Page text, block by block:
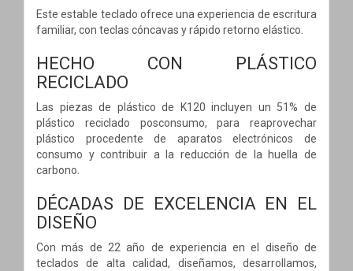
Este estable teclado ofrece una experiencia de escritura
familiar, con teclas cóncavas y rápido retorno elástico.
HECHO CON PLÁSTICO
RECICLADO
Las piezas de plástico de K120 incluyen un 51% de
plástico reciclado posconsumo, para reaprovechar
plástico procedente de aparatos electrónicos de
consumo y contribuir a la reducción de la huella de
carbono.
DÉCADAS DE EXCELENCIA EN EL
DISEÑO
Con más de 22 año de experiencia en el diseño de
teclados de alta calidad, diseñamos, desarrollamos,